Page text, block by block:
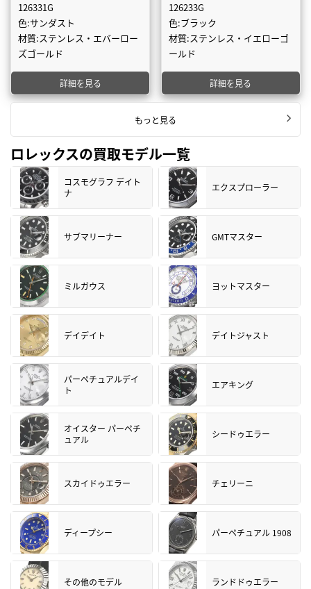
126331G
色:サンダスト
材質:ステンレス・エバーロー
ズゴールド
詳細を見る
126233G
色:ブラック
材質:ステンレス・イエローゴ
ールド
詳細を見る
もっと見る
ロレックスの買取モデル一覧
コスモグラフ デイト
ナ
エクスプローラー
サブマリーナー GMTマスター
ミルガウス ヨットマスター
デイデイト デイトジャスト
パーペチュアルデイ
ト
エアキング
オイスター パーペチ
ュアル
シードゥエラー
スカイドゥエラー チェリーニ
ディープシー パーペチュアル 1908
その他のモデル ランドドゥエラー